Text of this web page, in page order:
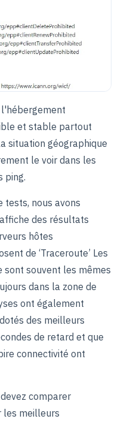
et stable partout
situation géographique
le voir dans les
ping.
tests, nous avons
des résultats
hôtes
de ‘Traceroute’ Les
souvent les mêmes
dans la zone de
ont également
des meilleurs
de retard et que
connectivité ont
comparer
les meilleurs